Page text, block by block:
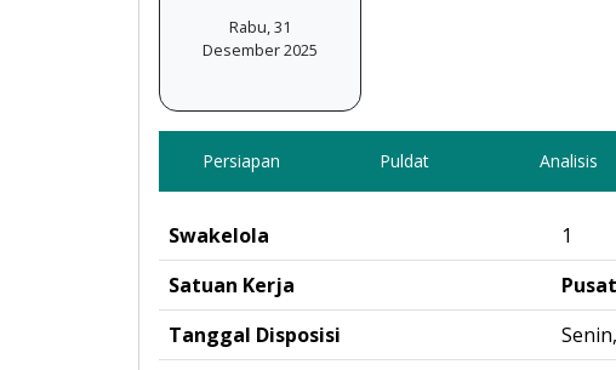
Rabu, 31
Desember 2025
Persiapan Puldat Analisis
Swakelola
1
Satuan Kerja
Tanggal Disposisi